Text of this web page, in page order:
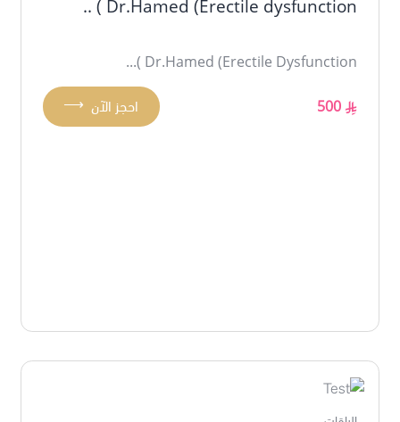
Dr.Hamed (Erectile dysfunction ) ..
Dr.Hamed (Erectile Dysfunction )...
500
⟶ احجز الآن